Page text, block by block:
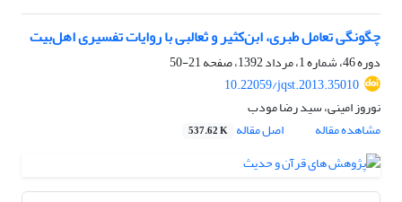
چگونگی تعامل طبری، ابن‌کثیر و ثعالبی با روایات تفسیری اهل‌بیت
دوره 46، شماره 1، مرداد 1392، صفحه
21-50
10.22059/jqst.2013.35010
نوروز امینی، سید رضا مودب
مشاهده مقاله
اصل مقاله 537.62 K